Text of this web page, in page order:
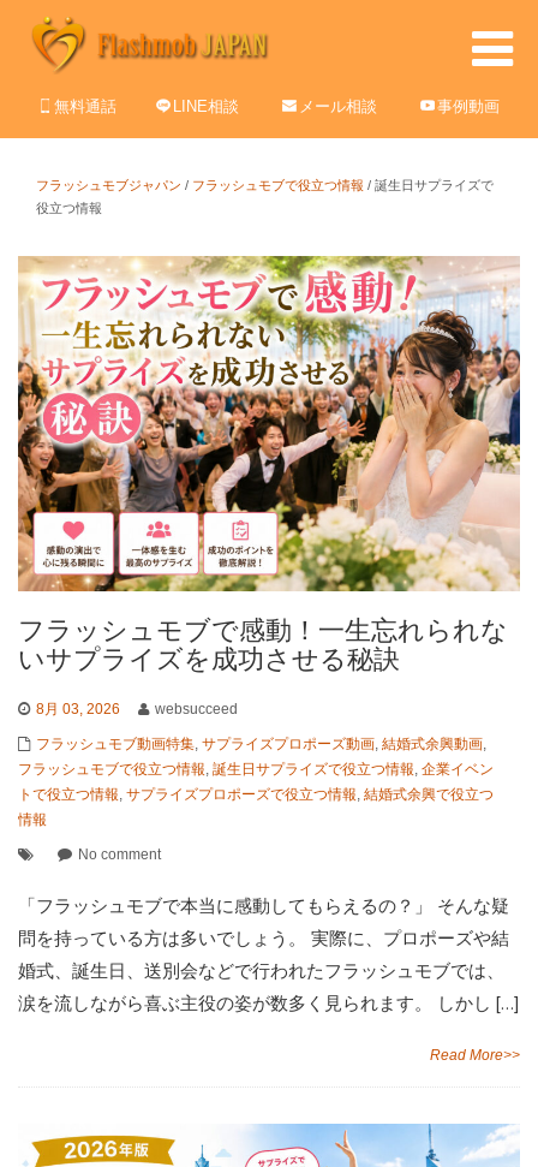
無料通話 LINE相談 メール相談 事例動画
フラッシュモブジャパン / フラッシュモブで役立つ情報 / 誕生日サプライズで
役立つ情報
フラッシュモブで感動！一生忘れられな
いサプライズを成功させる秘訣
8月 03, 2026 websucceed
フラッシュモブ動画特集 サプライズプロポーズ動画 結婚式余興動画
フラッシュモブで役立つ情報 誕生日サプライズで役立つ情報 企業イベン
トで役立つ情報 サプライズプロポーズで役立つ情報 結婚式余興で役立つ
情報
No comment
「フラッシュモブで本当に感動してもらえるの？」 そんな疑
問を持っている方は多いでしょう。 実際に、プロポーズや結
婚式、誕生日、送別会などで行われたフラッシュモブでは、
涙を流しながら喜ぶ主役の姿が数多く見られます。 しかし […]
Read More>>